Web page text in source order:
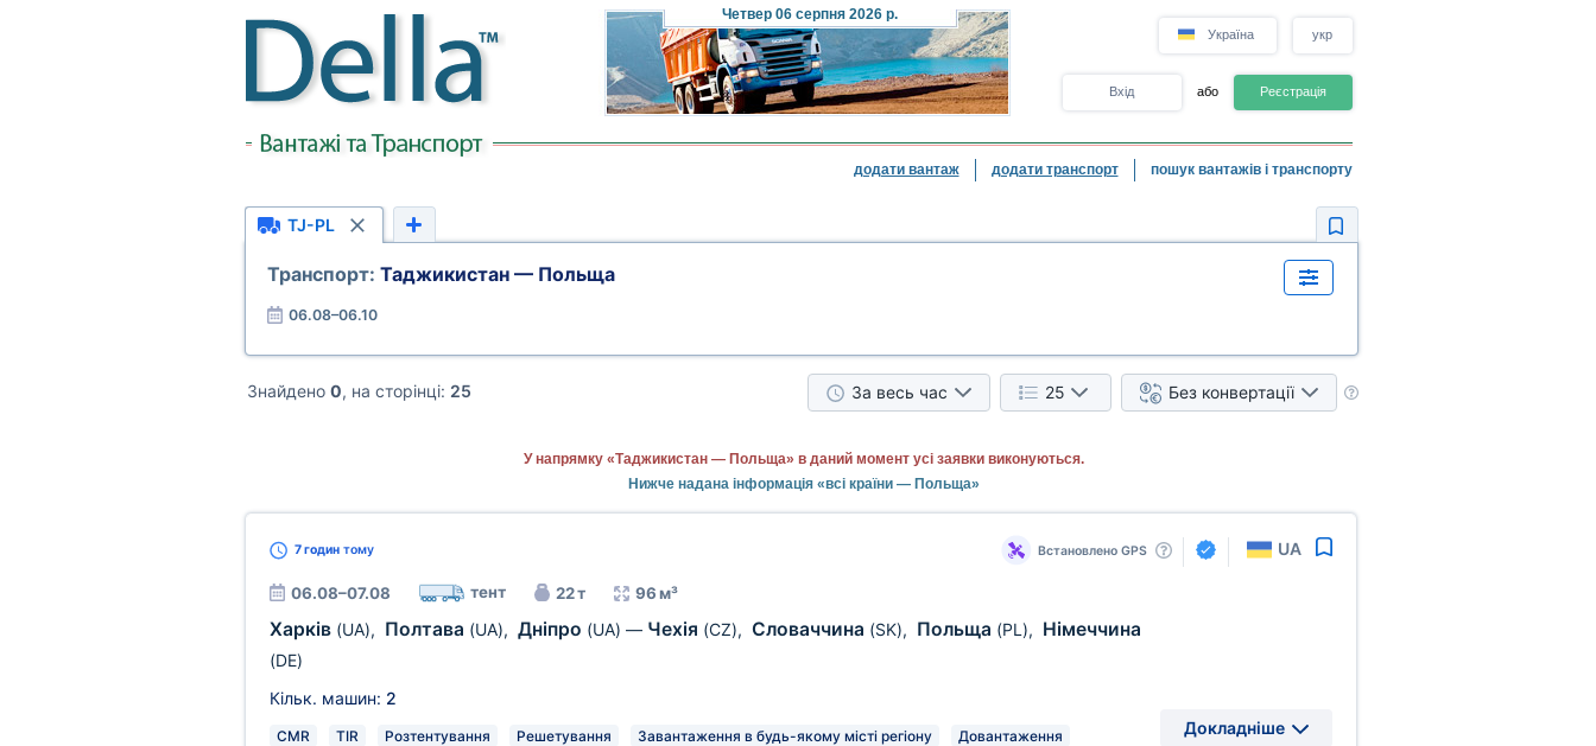
Четвер 06 серпня 2026 р.
Україна укр
Вхід або Реєстрація
додати вантаж додати транспорт пошук вантажів і транспорту
TJ-PL
Транспорт: Таджикистан — Польща
06.08–06.10
Знайдено 0, на сторінці: 25 За весь час 25 Без конвертації
У напрямку «Таджикистан — Польща» в даний момент усі заявки виконуються.
Нижче надана інформація «всі країни — Польща»
7 годинтому Встановлено GPS UA
06.08–07.08 тент 22 т 96 м³
Харків (UA), Полтава (UA), Дніпро (UA) — Чехія (CZ), Словаччина (SK), Польща (PL), Німеччина
(DE)
Кільк. машин: 2
CMR TIR Розтентування Решетування Завантаження в будь-якому місті регіону Довантаження Докладніше